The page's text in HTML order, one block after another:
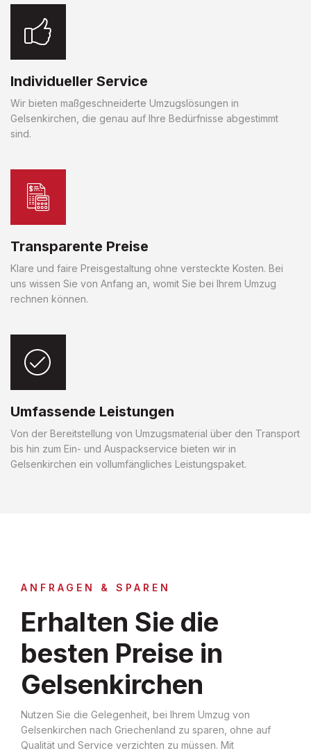
Individueller Service
Wir bieten maßgeschneiderte Umzugslösungen in
Gelsenkirchen, die genau auf Ihre Bedürfnisse abgestimmt
sind.
Transparente Preise
Klare und faire Preisgestaltung ohne versteckte Kosten. Bei
uns wissen Sie von Anfang an, womit Sie bei Ihrem Umzug
rechnen können.
Umfassende Leistungen
Von der Bereitstellung von Umzugsmaterial über den Transport
bis hin zum Ein- und Auspackservice bieten wir in
Gelsenkirchen ein vollumfängliches Leistungspaket.
ANFRAGEN & SPAREN
Erhalten Sie die
besten Preise in
Gelsenkirchen
Nutzen Sie die Gelegenheit, bei Ihrem Umzug von
Gelsenkirchen nach Griechenland zu sparen, ohne auf
Qualität und Service verzichten zu müssen. Mit